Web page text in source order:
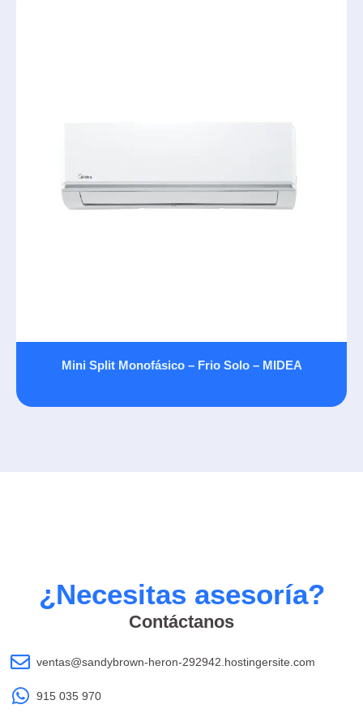
Mini Split Monofásico – Frio Solo – MIDEA
¿Necesitas asesoría?
Contáctanos
ventas@sandybrown-heron-292942.hostingersite.com
915 035 970